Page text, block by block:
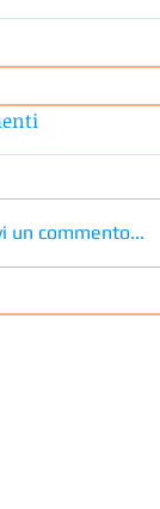
un commento...